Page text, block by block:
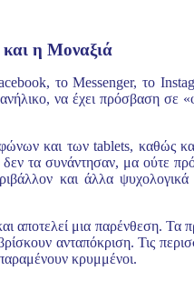
η Μοναξιά
το Messenger, το
να έχει πρόσβαση σε
και των tablets, καθώς
τα συνάντησαν, μα ούτε
και άλλα
αποτελεί μια παρένθεση.
ανταπόκριση. Τις
παραμένουν κρυμμένοι.